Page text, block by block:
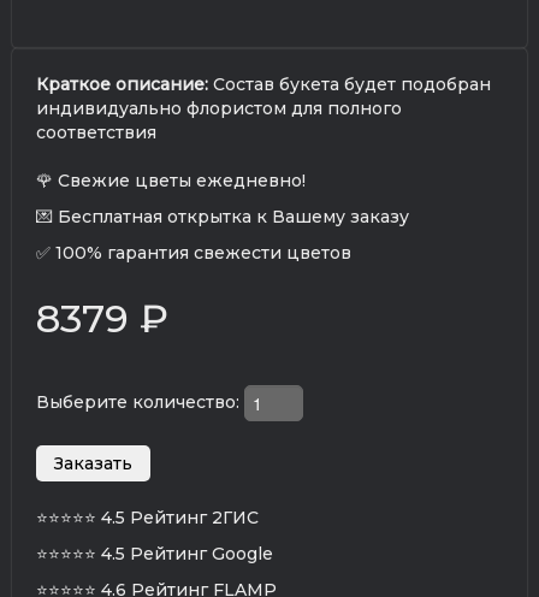
Краткое описание: Состав букета будет подобран
индивидуально флористом для полного
соответствия
🌹 Свежие цветы ежедневно!
💌 Бесплатная открытка к Вашему заказу
✅ 100% гарантия свежести цветов
8379 ₽
Выберите количество:
⭐⭐⭐⭐⭐ 4.5 Рейтинг 2ГИС
⭐⭐⭐⭐⭐ 4.5 Рейтинг Google
⭐⭐⭐⭐⭐ 4.6 Рейтинг FLAMP